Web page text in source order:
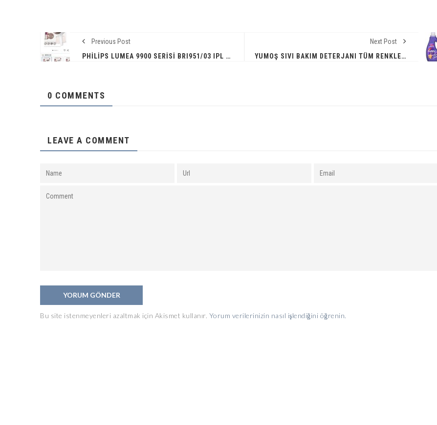
Previous Post
PHILIPS LUMEA 9900 SERISI BRI951/03 IPL TÜY ALMA, SKINAI,VÜCUT,YÜZ,KOLTUK ALTI,BIKINI,4 BAŞLIK,ÇANTA
Next Post
YUMOŞ SIVI BAKIM DETERJANI TÜM RENKLER 30 YIKAMA 1500 ML
0 COMMENTS
LEAVE A COMMENT
Bu site istenmeyenleri azaltmak için Akismet kullanır. Yorum verilerinizin nasıl işlendiğini öğrenin.